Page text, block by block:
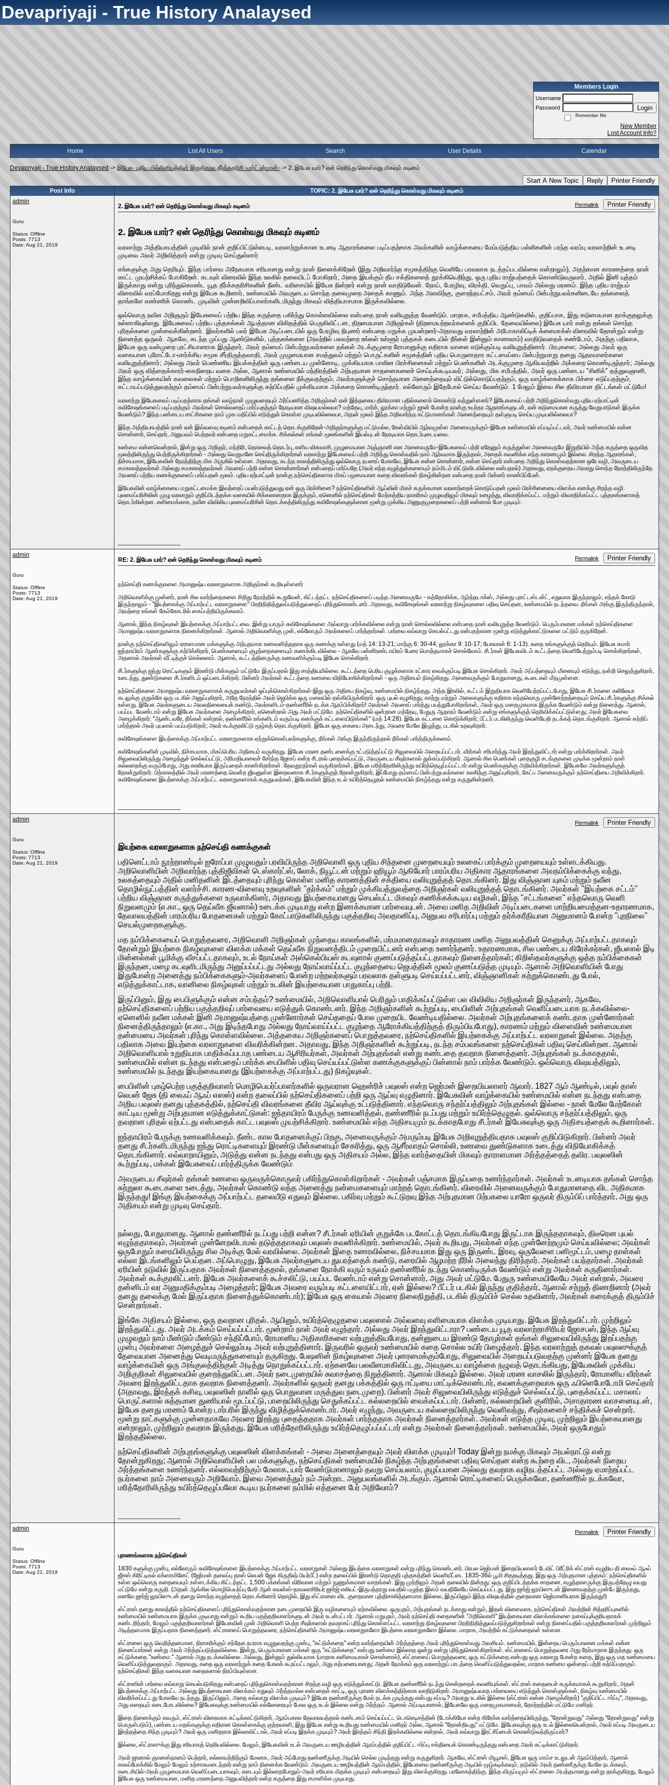
Devapriyaji - True History Analaysed
Members Login
Username
Password
Login
Remember Me
New Member
Lost Account Info?
Home List All Users Search User Details Calendar
Devapriyaji - True History Analaysed -> இயேசு- புதிய மில்லினியத்தின் இறுதிகால தீர்க்கதரிசி -பார்ட் எர்மான்- -> 2. இயேசு யார்? ஏன் தெரிந்து கொள்வது மிகவும் கடினம்
Start A New Topic Reply Printer Friendly
Post Info
TOPIC: 2. இயேசு யார்? ஏன் தெரிந்து கொள்வது மிகவும் கடினம்
admin
Guru
Status: Offline
Posts: 7713
Date: Aug 21, 2019
2. இயேசு யார்? ஏன் தெரிந்து கொள்வது மிகவும் கடினம் Permalink Printer Friendly
2. இயேசு யார்? ஏன் தெரிந்து கொள்வது மிகவும் கடினம்
வரலாற்று அத்தியாயத்தின் முடிவில் நான் குறிப்பிட்டுள்ளபடி, வரலாற்றுக்கான உடனடி ஆதாரங்களை படிப்பதற்காக அவர்களின் வாழ்க்கையை மேம்படுத்திய பள்ளிகளின் பரந்த வரம்பு வரலாற்றின் உடனடி
முடிவை அவர் அறிவித்தார் என்று முடிவு செய்துள்ளார்
எங்களுக்கு அது தெரியும். இந்த பார்வை அநேகமாக சரியானது என்று நான் நினைக்கிறேன் (இது அறிவார்ந்த சமூகத்திற்கு வெளியே பரவலாக நடத்தப்படவில்லை என்றாலும்), அதற்கான காரணத்தை நான்
காட்ட முயற்சிக்கப் போகிறேன். கடவுள் விரைவில் இந்த உலகில் தலையிடப் போகிறார், அதை இயக்கும் தீய சக்திகளைத் தூக்கியெறிந்து, ஒரு புதிய ராஜ்யத்தைக் கொண்டுவருவார், அதில் இனி யுத்தம்
இருக்காது என்று புரிந்துகொண்ட யூத தீர்க்கதரிசிகளின் நீண்ட வரிசையில் இயேசு நின்றார் என்று நான் வாதிடுவேன். நோய், பேரழிவு, விரக்தி, வெறுப்பு, பாவம் அல்லது மரணம். இந்த புதிய ராஜ்யம்
விரைவில் வரப்போகிறது என்று இயேசு கூறினார், உண்மையில் அவருடைய சொந்த தலைமுறை அதைக் காணும். அந்த அளவிற்கு, குறைந்தபட்சம், அவர் தம்மைப் பின்பற்றுபவர்களிடையே தங்களைத்
தாங்களே எண்ணிக் கொண்ட முடிவின் முன்னறிவிப்பாளர்களிடமிருந்து மிகவும் வித்தியாசமாக இருக்கவில்லை.
ஒவ்வொரு நவீன அறிஞரும் இயேசுவைப் பற்றிய இந்த கருத்தை பகிர்ந்து கொள்ளவில்லை என்பதை நான் வலியுறுத்த வேண்டும். மாறாக, சமீபத்திய ஆண்டுகளில், குறிப்பாக, இது கடுமையான தாக்குதலுக்கு
உள்ளாகியுள்ளது. இயேசுவைப் பற்றிய புத்தகங்கள் ஆபத்தான விகிதத்தில் பெருகிவிட்டன, திறமையான அறிஞர்கள் (திறமையற்றவர்களைக் குறிப்பிட தேவையில்லை) இயேசு யார் என்று தங்கள் சொந்த
புரிதல்களை முன்வைக்கின்றனர். இவர்களில் பலர் இயேசு அடிப்படையில் ஒரு பேரழிவு நிபுணர் என்பதை மறுக்க முயன்றனர்-அதாவது வரலாற்றின் அபோகாலிப்டிக் க்ளைமாக்ஸ் விரைவில் தோன்றும் என்று
நினைத்த ஒருவர். ஆகவே, கடந்த முப்பது ஆண்டுகளில், புத்தகங்களை (அவற்றில் பலவற்றை உங்கள் உள்ளூர் புத்தகக் கடையில் நீங்கள் இன்னும் காணலாம்) வாதிடுவதைக் கண்டோம், அதற்கு பதிலாக,
இயேசு ஒரு வன்முறை புரட்சியாளராக இருந்தார், அவர் தம்மைப் பின்பற்றுபவர்களை தங்கள் அடக்குமுறை ரோமானுக்கு எதிராக வாளை எடுக்கும்படி வலியுறுத்தினார். பிரபுகளை; அல்லது அவர் ஒரு
வகையான புரோட்டோ-மார்க்சிய சமூக சீர்திருத்தவாதி, அவர் முழுமையான சமத்துவம் மற்றும் பொருட்களின் சமூகத்தின் புதிய பொருளாதார கட்டமைப்பை பின்பற்றுமாறு தனது ஆதரவாளர்களை
வலியுறுத்தினார்; அல்லது அவர் பெண்ணிய இயக்கத்தின் ஒரு பண்டைய முன்னோடி, முக்கியமாக பாலின பிரச்சினைகள் மற்றும் பெண்களின் அடக்குமுறை ஆகியவற்றில் அக்கறை கொண்டிருந்தார்; அல்லது
அவர் ஒரு வித்தைக்காரர்-கைநிறைய வகை அல்ல, ஆனால் உண்மையில் மந்திரத்தின் அற்புதமான சாதனைகளைச் செய்யக்கூடியவர்; அல்லது, மிக சமீபத்தில், அவர் ஒரு பண்டைய "சினிக்" தத்துவஞானி,
இந்த வாழ்க்கையின் கவலைகள் மற்றும் பொறிகளிலிருந்து தங்களை நீக்குவதற்கும், அவர்களுக்குச் சொந்தமான அனைத்தையும் விட்டுக்கொடுப்பதற்கும், ஒரு வாழ்க்கைக்காக பிச்சை எடுப்பதற்கும்,
கட்டாயப்படுத்துவதற்கும் தம்மைப் பின்பற்றுபவர்களுக்கு கற்பிப்பதில் முக்கியமாக அக்கறை கொண்டிருந்தார். எல்லோரும் இதேபோல் செய்ய வேண்டும் .1 மேலும் இவை சில தீவிரமான திட்டங்கள் மட்டுமே!
வரலாற்று இயேசுவைப் படிப்பதற்காக தங்கள் வாழ்நாள் முழுவதையும் அர்ப்பணித்த அறிஞர்கள் ஏன் இத்தகைய தீவிரமான பதில்களைக் கொண்டு வந்துள்ளனர்? இயேசுவைப் பற்றி அறிந்துகொள்வது புதிய ஏற்பாட்டின்
சுவிசேஷங்களைப் படிப்பதற்கும் அவர்கள் சொல்வதைப் பார்ப்பதற்கும் நேரடியான விஷயமல்லவா? மத்தேயு, மார்க், லூக்கா மற்றும் ஜான் போன்ற நான்கு உயர்தர ஆதாரங்களுடன், ஏன் கடுமையான கருத்து வேறுபாடுகள் இருக்க
வேண்டும்? இந்த பண்டைய சாட்சிகளை நாம் முக மதிப்பில் எடுத்துக் கொள்ள முடியவில்லையா, அதன் மூலம் இந்த அறிவார்ந்த கட்டுமானங்கள் அனைத்தையும் தள்ளுபடி செய்ய முடியவில்லையா?
இந்த அத்தியாயத்தில் நான் ஏன் இவ்வளவு கடினம் என்பதைக் காட்டத் தொடங்குகிறேன்-அறிஞர்களுக்கு மட்டுமல்ல, கேள்வியில் ஆர்வமுள்ள அனைவருக்கும்-இயேசு உண்மையில் எப்படிப்பட்டவர், அவர் உண்மையில் என்ன
சொன்னார், செய்தார், அனுபவம் பெற்றவர் என்பதை மறுகட்டமைக்க. சிக்கல்கள் எங்கள் மூலங்களின் இயல்புடன் நேரடியாக தொடர்புடையவை.
உண்மை என்னவென்றால், இன்று ஒரு அறிஞர், மந்திரி, தொலைத் தொடர்பு, எளிய விசுவாசி, முழுமையான அஞ்ஞானி என அனைவருமே-இயேசுவைப் பற்றி ஏதேனும் கருத்துள்ள அனைவருமே இறுதியில் அந்த கருத்தை ஒருவித
மூலத்திலிருந்து பெற்றிருக்கிறார்கள் - அல்லது வெறுமனே செய்திருக்கிறார்கள் வரலாற்று இயேசுவைப் பற்றி அறிந்து கொள்வதில் நாம் ஆர்வமாக இருந்தால், அதைக் கவனிக்க எந்த காரணமும் இல்லை. சிறந்த ஆதாரங்கள்,
நிச்சயமாக, இயேசுவின் நேரத்திற்கு மிக அருகில் உள்ளன. அதாவது, கடந்த காலத்திலிருந்து ஒவ்வொரு நபரைப் போலவே, இயேசு என்ன சொன்னார், என்ன செய்தார் என்பதை அறிந்து கொள்வதற்கான ஒரே வழி, அவருடைய
சமகாலத்தவர்கள் அல்லது சமகாலத்தவர்கள் அவரைப் பற்றி என்ன சொன்னார்கள் என்பதைப் பார்ப்பதே (அவர் எந்த எழுத்துக்களையும் நம்மிடம் விட்டுவிடவில்லை என்பதால்) அதாவது, ஏறக்குறைய அவரது சொந்த நேரத்திலிருந்தே
அவரைப் பற்றிய கணக்குகளைப் பார்ப்பதன் மூலம். புதிய ஏற்பாட்டின் நான்கு நற்செய்திகளாக மிகப் பழமையான கதை விவரங்கள் நிகழ்கின்றன என்பதை நான் பின்னர் காண்பிப்பேன்.
இயேசுவின் வாழ்க்கையை மறுகட்டமைக்க இவற்றைப் பயன்படுத்துவது ஏன் ஒரு பிரச்சினை? நற்செய்திகளின் ஆய்வின் மிகச் சுருக்கமான வரலாற்றைக் கொடுப்பதன் மூலம் பிரச்சினையை விளக்க எனக்கு சிறந்த வழி.
புலமைப்பரிசிலின் முழு வரலாறும் குறிப்பிடத்தக்க வகையில் சிக்கலானதாக இருக்கும், ஏனெனில் நற்செய்திகள் மேற்கத்திய நாகரிகம் முழுவதிலும் மிகவும் உழைத்து, விவாதிக்கப்பட்ட மற்றும் விவாதிக்கப்பட்ட புத்தகங்களாகத்
தொடர்கின்றன. எளிமைக்காக, நவீன விவிலிய புலமைப்பரிசின் தொடக்கத்திலிருந்து சுவிசேஷங்களுக்கான மூன்று முக்கிய அணுகுமுறைகளைப் பற்றி என்னால் பேச முடியும்.
admin
Guru
Status: Offline
Posts: 7713
Date: Aug 21, 2019
RE: 2. இயேசு யார்? ஏன் தெரிந்து கொள்வது மிகவும் கடினம் Permalink Printer Friendly
நற்செய்தி கணக்குகளை அமானுஷ்ய வரலாறுகளாக அறிஞர்கள் கூறியுள்ளனர்
அறிவொளிக்கு முன்னர், நான் சில வார்த்தைகளை சிறிது நேரத்தில் கூறுவேன், கிட்டத்தட்ட நற்செய்திகளைப் படித்த அனைவருமே - கத்தோலிக்க, ஆர்த்தடாக்ஸ், அல்லது புராட்டஸ்டன்ட், எதுவாக இருந்தாலும், எந்தக் கோடு
இருந்தாலும் - "இயற்கைக்கு அப்பாற்பட்ட வரலாறுகளை" பிரதிநிதித்துவப்படுத்துவதைப் புரிந்துகொண்டனர். அதாவது, சுவிசேஷங்கள் வரலாற்று நிகழ்வுகளை பதிவு செய்தன, உண்மையில் நடந்தவை. நீங்கள் அங்கு இருந்திருந்தால்,
அவற்றை உங்கள் கேம்கோடரில் கைப்பற்றியிருக்கலாம்.
ஆனால், இந்த நிகழ்வுகள் இயற்கைக்கு அப்பாற்பட்டவை. இன்று யாரும் சுவிசேஷங்களை அவ்வாறு பார்க்கவில்லை என்று நான் சொல்லவில்லை என்பதை நான் வலியுறுத்த வேண்டும். பெரும்பாலான மக்கள் நற்செய்திகளை
அமானுஷ்ய வரலாறுகளாக நினைக்கிறார்கள். ஆனால் அறிவொளிக்கு முன், எல்லோரும் அவர்களைப் பார்த்தார்கள். பார்வை எவ்வாறு செயல்பட்டது என்பதற்கான மூன்று எடுத்துக்காட்டுகளை மட்டும் தருகிறேன்.
நான்கு நற்செய்திகளிலும் ஏராளமான மக்களுக்கு அற்புதமாக உணவளித்ததாக ஒரு கணக்கு உள்ளது (மத் 14: 13-21; மாற்கு 6: 30-44; லூக்கா 9: 10-17; யோவான் 6: 1-13). கதை உங்களுக்குத் தெரியும். இயேசு சுமார்
ஐந்தாயிரம் ஆண்களுக்கு கற்பிக்கிறார், பெண்களையும் குழந்தைகளையும் கணக்கிடவில்லை - ஆகவே பன்னிரண்டாயிரம் பேரை மொத்தமாகச் சொல்வோம். சீடர்கள் இயேசுவிடம் கூட்டத்தை வெளியேற்றும்படி சொல்கிறார்கள்,
அதனால் அவர்கள் வீட்டிற்குச் செல்லலாம். ஆனால், கூட்டத்தினருக்கு உணவளிக்கும்படி இயேசு சொல்கிறார்.
சீடர்களுக்கு ஐந்து ரொட்டிகளும் இரண்டு மீன்களும் மட்டுமே இருப்பதால் இது சாத்தியமில்லை. கூட்டத்தை பெரிய குழுக்களாக உட்கார வைக்கும்படி இயேசு சொல்கிறார். அவர் அப்பத்தையும் மீனையும் எடுத்து, நன்றி செலுத்துகிறார்,
உடைத்து, துண்டுகளை சீடர்களிடம் ஒப்படைக்கிறார். பின்னர் அவர்கள் கூட்டத்தை உணவை விநியோகிக்கிறார்கள் - ஒரு அதிசயம் நிகழ்கிறது. அனைவருக்கும் போதுமானது, கூடைகள் மீதமுள்ளன.
நற்செய்திகளை அமானுஷ்ய வரலாறுகளாகக் கருதுபவர்கள் ஒப்புக்கொள்கிறார்கள்-இது ஒரு அதிசய நிகழ்வு, உண்மையில் நிகழ்ந்தது. அந்த இரவில், கூட்டம் இறுதியாக வெளியேற்றப்பட்டபோது, ​​இயேசு சீடர்களை கலிலேயா
கடலுக்கு குறுக்கே ஒரு படகில் அனுப்புகிறார், அதே நேரத்தில் அவர் ஜெபிக்க ஒரு மலையில் தங்கியிருக்கிறார். ஒரு புயல் எழுகிறது, காற்று மற்றும் அலைகளுக்கு எதிராக எந்தவொரு முன்னேற்றத்தையும் செய்ய சீடர்களுக்கு சிக்கல்
உள்ளது. இயேசு அவர்களுடைய அவலநிலையைக் கண்டு, அவர்களிடம்-தண்ணீரில் நடக்க ஆரம்பிக்கிறார்! அவர்கள் அவரைப் பார்த்து பயந்துபோகிறார்கள், அவர் ஒரு மறைமுகமாக இருக்க வேண்டும் என்று நினைத்து. ஆனால்,
பயப்பட வேண்டாம் என்று இயேசு அவர்களை அழைக்கிறார், ஏனென்றால் அது அவர் மட்டுமே. நற்செய்திகளில் ஒன்றான மத்தேயு, பேதுரு ஆதாரம் வேண்டும் என்று எங்களுக்குத் தெரிவிக்கப்பட்டுள்ளது; அவர் இயேசுவை
அழைக்கிறார்: "ஆண்டவரே, நீங்கள் என்றால், தண்ணீரில் உங்களிடம் வரும்படி எனக்குக் கட்டளையிடுங்கள்" (மத் 14:28). இயேசு கட்டளை கொடுக்கிறார்; பீட்டர் படகிலிருந்து வெளியேறி நடக்கத் தொடங்குகிறார். ஆனால் சுற்றிப்
பார்த்தால் அவர் புயலால் பயப்படுகிறார்; அவர் கூக்குரலிட்டு மூழ்கத் தொடங்குகிறார். இயேசு ஒரு கையை அடைந்து, அவரை மேலே இழுத்து, படகில் உதவுகிறார்.
சுவிசேஷங்களை இயற்கைக்கு அப்பாற்பட்ட வரலாறுகளாக ஏற்றுக்கொள்பவர்களுக்கு, நீங்கள் அங்கு இருந்திருந்தால் நீங்கள் பார்த்திருக்கலாம்.
சுவிசேஷங்களின் முடிவில், நிச்சயமாக, மிகப்பெரிய அதிசயம் வருகிறது. இயேசு மரண தண்டனைக்கு உட்படுத்தப்பட்டு சிலுவையில் அறையப்பட்டார். வீரர்கள் சரிபார்த்து அவர் இறந்துவிட்டார் என்று பார்க்கிறார்கள். அவர்
சிலுவையிலிருந்து அழைத்துச் செல்லப்பட்டு, அரிமதியாவைச் சேர்ந்த ஜோசப் என்ற சீடரால் புதைக்கப்பட்டு, அவருடைய சீஷர்களால் துக்கப்படுகிறார். ஆனால் சில பெண்கள் புதைகுழி சடங்குகளை முடிக்க மூன்றாம் நாள்
கல்லறைக்கு வரும்போது, ​​அது காலியாக இருப்பதைக் காண்கிறார்கள். தேவதூதர்கள் வருகிறார்கள், இயேசு மரித்தோரிலிருந்து உயிர்த்தெழுப்பப்பட்டார் என்று பெண்களுக்கு அறிவிக்கிறார்கள். இயேசுவே அவர்களுக்குத்
தோன்றுகிறார். பிற்காலத்தில் அவர் மரணத்தை வென்ற ஜீவனுள்ள இறைவனாக சீடர்களுக்குத் தோன்றுகிறார், இப்போது தம்மைப் பின்பற்றுபவர்களை உலகிற்கு அனுப்புகிறார், கேட்ப அனைவருக்கும் நற்செய்தியை அறிவிக்கிறார்.
சுவிசேஷங்களை இயற்கைக்கு அப்பாற்பட்ட வரலாறுகளாகக் கருதுபவர்கள், இயேசுவின் இந்த உடல் உயிர்த்தெழுதல் உண்மையில் நிகழ்ந்தது என்று கருதுகின்றனர்.
admin
Guru
Status: Offline
Posts: 7713
Date: Aug 21, 2019
Permalink Printer Friendly
இயற்கை வரலாறுகளாக நற்செய்தி கணக்குகள்
பதினெட்டாம் நூற்றாண்டில் ஐரோப்பா முழுவதும் பரவியிருந்த அறிவொளி ஒரு புதிய சிந்தனை முறையையும் உலகைப் பார்க்கும் முறையையும் உள்ளடக்கியது.
அறிவொளியின் அறிவார்ந்த புத்திஜீவிகள் டெஸ்கார்ட்ஸ், லோக், நியூட்டன் மற்றும் ஹியூம் ஆகியோர் பாரம்பரிய அதிகார ஆதாரங்களை அவநம்பிக்கைக்கு வந்து,
உலகத்தையும் அதில் மனிதனின் இடத்தையும் புரிந்து கொள்ள மனித காரணத்தின் சக்தியை வலியுறுத்தத் தொடங்கினர். இது விஞ்ஞான யுகம் மற்றும் நவீன
தொழில்நுட்பத்தின் வளர்ச்சி. காரண-விளைவு உறவுகளின் "தர்க்கம்" மற்றும் முக்கியத்துவத்தை அறிஞர்கள் வலியுறுத்தத் தொடங்கினர். அவர்கள் "இயற்கை சட்டம்"
பற்றிய விஞ்ஞான கருத்துக்களை உருவாக்கினர், அதாவது இயற்கையானது செயல்பட்ட மிகவும் கணிக்கக்கூடிய வழிகள், இந்த "சட்டங்களை" எந்தவொரு வெளி
நிறுவனமும் (எ.கா., ஒரு தெய்வீக ஜீவனால்) உடைக்க முடியாது என்ற இணக்கமான பார்வையுடன். அவை மனித அறிவின் அடிப்படைகளை மாற்றியமைத்தன-உதாரணமாக,
தேவாலயத்தின் பாரம்பரிய போதனைகள் மற்றும் கோட்பாடுகளிலிருந்து பகுத்தறிவு அவதானிப்பு, அனுபவ சரிபார்ப்பு மற்றும் தர்க்கரீதியான அனுமானம் போன்ற "புறநிலை"
செயல்முறைகளுக்கு.
மத நம்பிக்கையைப் பொறுத்தவரை, அறிவொளி அறிஞர்கள் முந்தைய காலங்களில், மர்மமானதாகவும் சாதாரண மனித அனுபவத்தின் கெனுக்கு அப்பாற்பட்டதாகவும்
தோன்றும் இயற்கை நிகழ்வுகளை விளக்க மக்கள் தெய்வீக நிறுவனத்திடம் முறையிட்டனர் என்பதை உணர்ந்தனர். உதாரணமாக, சில பண்டைய கிரேக்கர்கள், ஜீயஸால் இடி
மின்னல்கள் பூமிக்கு வீசப்பட்டதாகவும், உடல் நோய்கள் அஸ்கெல்பியஸ் கடவுளால் குணப்படுத்தப்பட்டதாகவும் நினைத்தார்கள்; கிறிஸ்தவர்களுக்கு ஒத்த நம்பிக்கைகள்
இருந்தன, மழை கடவுளிடமிருந்து அனுப்பப்பட்டது அல்லது நோய்வாய்ப்பட்ட குழந்தையை ஜெபத்தின் மூலம் குணப்படுத்த முடியும். ஆனால் அறிவொளியின் போது
இதுபோன்ற அனைத்து நம்பிக்கைகளும்-அவர்களைப் போன்ற மற்றவர்களும் பரவலாக தள்ளுபடி செய்யப்பட்டனர், விஞ்ஞானிகள் கற்றுக்கொண்டது போல்,
எடுத்துக்காட்டாக, வானிலை நிகழ்வுகள் மற்றும் உடலின் இயற்கையான பாதுகாப்பு பற்றி.
இருப்பினும், இது பைபிளுக்கும் என்ன சம்பந்தம்? உண்மையில், அறிவொளியால் பெரிதும் பாதிக்கப்பட்டுள்ள பல விவிலிய அறிஞர்கள் இருந்தனர், ஆகவே,
நற்செய்திகளைப் பற்றிய பகுத்தறிவுப் பார்வையை எடுத்துக் கொண்டனர். இந்த அறிஞர்களின் கூற்றுப்படி, பைபிளின் அற்புதங்கள் வெளிப்படையாக நடக்கவில்லை-
ஏனெனில் நவீன மக்கள் இனி அமானுஷ்யத்தை முன்னோர்கள் செய்ததைப் போல முறையிட வேண்டியதில்லை. அவர்கள் அற்புதங்களைக் கண்டதாக முன்னோர்கள்
நினைத்திருந்தாலும் (எ.கா., அது இடிந்தபோது அல்லது நோய்வாய்ப்பட்ட குழந்தை ஆரோக்கியத்திற்குத் திரும்பியபோது), காரணம் மற்றும் விளைவின் உண்மையான
தன்மையை அவர்கள் புரிந்து கொள்ளவில்லை. அத்தகைய அறிஞர்களைப் பொறுத்தவரை, நற்செய்திகளில் இயற்கைக்கு அப்பாற்பட்ட வரலாறுகள் இல்லை. அதற்கு
பதிலாக அவை இயற்கை வரலாறுகளை விவரிக்கின்றன. அதாவது, இந்த அறிஞர்களின் கூற்றுப்படி, நடந்த சம்பவங்களை நற்செய்திகள் பதிவு செய்கின்றன. ஆனால்
அறிவொளியால் உறுதியாக பாதிக்கப்படாத பண்டைய ஆசிரியர்கள், அவர்கள் அற்புதங்கள் என்று கண்டதை தவறாக நினைத்தனர். அற்புதங்கள் நடக்காததால்,
உண்மையில் என்ன நடந்தது என்பதைப் பார்க்க பைபிளில் பதிவு செய்யப்பட்டுள்ள கணக்குகளுக்குப் பின்னால் நாம் பார்க்க வேண்டும். ஒவ்வொரு விஷயத்திலும்,
உண்மையில் நடந்தது இயற்கையானது (இயற்கைக்கு அப்பாற்பட்டது) நிகழ்வுகள்.
பைபிளின் புகழ்பெற்ற பகுத்தறிவாளர் மொழிபெயர்ப்பாளர்களில் ஒருவரான ஹென்ரிச் பவுலஸ் என்ற ஜெர்மன் இறையியலாளர் ஆவார். 1827 ஆம் ஆண்டில், பவுல் தாஸ்
லெபன் ஜேசு (தி லைஃப் ஆஃப் எஸஸ்) என்ற தலைப்பில் நற்செய்திகளைப் பற்றி ஒரு ஆய்வு எழுதினார். இயேசுவின் வாழ்க்கையில் உண்மையில் என்ன நடந்தது என்பதை
அறிய பவுலஸ் தனது புத்தகத்தில், நற்செய்தி விவரங்களை தீவிர ஆய்வுக்கு உட்படுத்தினார். எந்தவொரு சந்தர்ப்பத்திலும் அற்புதங்கள் இல்லை - நான் மேலே மேற்கோள்
காட்டிய மூன்று அற்புதமான எடுத்துக்காட்டுகள்: ஐந்தாயிரம் பேருக்கு உணவளித்தல், தண்ணீரில் நடப்பது மற்றும் உயிர்த்தெழுதல். ஒவ்வொரு சந்தர்ப்பத்திலும், ஒரு
தவறான புரிதல் ஏற்பட்டது என்பதைக் காட்ட பவுலஸ் முயற்சிக்கிறார். உண்மையில் எந்த அதிசயமும் நடக்காதபோது சீடர்கள் இயேசுவுக்கு ஒரு அதிசயத்தைக் கூறினார்கள்.
ஐந்தாயிரம் பேருக்கு உணவளிக்கவும். நீண்ட கால போதனைக்குப் பிறகு, அனைவருக்கும் அமரும்படி இயேசு அறிவுறுத்தியதாக பவுலஸ் குறிப்பிடுகிறார். பின்னர் அவர்
தனது சீடர்களிடமிருந்து ஐந்து ரொட்டிகளையும் இரண்டு மீன்களையும் சேகரித்து, ஒரு ஆசீர்வாதம் சொல்லி, உணவை துண்டுகளாக உடைத்து விநியோகிக்கத்
தொடங்கினார். எவ்வாறாயினும், அடுத்து என்ன நடந்தது என்பது ஒரு அதிசயம் அல்ல, இந்த வார்த்தையின் மிகவும் தாராளமான அர்த்தத்தைத் தவிர. பவுலஸின்
கூற்றுப்படி, மக்கள் இயேசுவைப் பார்த்திருக்க வேண்டும்
அவருடைய சீஷர்கள் தங்கள் உணவை ஒருவருக்கொருவர் பகிர்ந்துகொள்கிறார்கள் - அவர்கள் பஞ்சமாக இருப்பதை உணர்ந்தார்கள். அவர்கள் உடனடியாக தங்கள் சொந்த
சுற்றுலா கூடைகளை உடைத்து, அவர்கள் கொண்டு வந்த அனைத்து நன்மைகளையும் மாற்றத் தொடங்கினர். விரைவில் அனைவருக்கும் போதுமானதை விட அதிகமாக
இருந்தது! இங்கு இயற்கைக்கு அப்பாற்பட்ட தலையீடு எதுவும் இல்லை. பகிர்வு மற்றும் கூட்டுறவு இந்த அற்புதமான பிற்பகலை யாரோ ஒருவர் திரும்பிப் பார்த்தார், அது ஒரு
அதிசயம் என்று முடிவு செய்தார்.
நல்லது, போதுமானது. ஆனால் தண்ணீரில் நடப்பது பற்றி என்ன? சீடர்கள் ஏரியின் குறுக்கே படகோட்டத் தொடங்கியபோது இருட்டாக இருந்ததாகவும், திடீரென புயல்
எழுந்ததாகவும், அவர்கள் முன்னேறவிடாமல் தடுத்ததாகவும் பவுலஸ் கவனிக்கிறார். உண்மையில், அவர் கூறியது, அவர்கள் எந்த முன்னேற்றமும் செய்யவில்லை; அவர்கள்
ஒருபோதும் கரையிலிருந்து சில அடிக்கு மேல் வரவில்லை. அவர்கள் இதை உணரவில்லை, நிச்சயமாக இது ஒரு இருண்ட இரவு, ஒருவேளை பனிமூட்டம், மழை தாள்கள்
எல்லா இடங்களிலும் பெய்தன. அப்பொழுது, இயேசு அவர்களுடைய துயரத்தைக் கண்டு, கரையில் ஆழமற்ற நீரில் அலைந்து திரிந்தார். அவர்கள் பயந்தார்கள். அவர்கள்
ஏரியின் நடுவில் இருப்பதாக அவர்கள் நினைத்ததால், தங்களை நோக்கி வரும் உருவம் தண்ணீரில் நடந்து கொண்டிருக்க வேண்டும் என்று அவர்கள் கருதினார்கள்.
அவர்கள் கூக்குரலிட்டனர். இயேசு அவர்களைக் கூச்சலிட்டு, பயப்பட வேண்டாம் என்று சொன்னார், அது அவர் மட்டுமே. பேதுரு உண்மையிலேயே அவர் என்றால், அவரை
தன்னிடம் வர அனுமதிக்கும்படி அழைத்தார்; இயேசு அவரை வரும்படி கட்டளையிட்டார், ஏன் இல்லை? பீட்டர் படகில் இருந்து குதித்தார், ஆனால் சற்றுத் திணறினார் (அவர்
தனது தலைக்கு மேல் இருப்பதாக நினைத்துக்கொண்டார்); இயேசு ஒரு கையால் அவரை நிலைநிறுத்தி, படகில் திரும்பிச் செல்ல உதவினார், அவர்கள் கரைக்குத் திரும்பிச்
சென்றார்கள்.
இங்கே அதிசயம் இல்லை, ஒரு தவறான புரிதல். ஆயினும், உயிர்த்தெழுதலை பவுலஸால் அவ்வளவு எளிமையாக விளக்க முடியாது. இயேசு இறந்துவிட்டார். முற்றிலும்
இறந்துவிட்டது. அவர் அடக்கம் செய்யப்பட்டார். மூன்றாம் நாள் அவர் எழுந்தார். அல்லது அவர் இறந்துவிட்டாரா? பண்டைய யூத வரலாற்றாசிரியர் ஜோசபஸ், இந்த ஆய்வு
முழுவதும் நாம் மீண்டும் மீண்டும் சந்திப்போம், ரோமானிய அதிகாரிகளை வற்புறுத்தியபோது, ​​தன்னுடைய இரண்டு தோழர்கள் தங்கள் சிலுவையிலிருந்து இறப்பதற்கு
முன்பு அவர்களை அழைத்துச் செல்லும்படி அவர் வற்புறுத்தினார். இருவரில் ஒருவர் உண்மையில் கதை சொல்ல உயிர் பிழைத்தார். இந்த வரலாற்றுத் தகவல் பவுலஸுக்குத்
தேவையான அனைத்து வெடிமருந்துகளையும் தருகிறது. பேஷனின் நிகழ்வுகளை அவர் புனரமைக்கும்போது, ​​சிலுவையில் அறையப்படுவதற்கு முன்னர் இயேசு தனது
வாழ்க்கையின் ஒரு அங்குலத்திற்குள் அடித்து நொறுக்கப்பட்டார். ஏற்கனவே பலவீனமாகிவிட்டது, அவருடைய வாழ்க்கை நழுவத் தொடங்கியது, இயேசுவின் முக்கிய
அறிகுறிகள் சிலுவையில் குறைந்துவிட்டன. அவர் நடைமுறையில் சுவாசத்தை நிறுத்தினார். ஆனால் மிகவும் இல்லை. அவர் மரண வாசலில் இருந்தார், ரோமானிய வீரர்கள்
அவரை இறந்துவிட்டதாக தவறாக நினைத்தனர். அவர்களில் ஒருவர் தனது பக்கத்தில் ஒரு ஈட்டியை மாட்டிக்கொண்டார், கவனக்குறைவாக ஒரு ஃபிளெபோடோமி செய்தார்
(அதாவது, இரத்தக் கசிவு, பவுலஸின் நாளில் ஒரு பொதுவான மருத்துவ நடைமுறை). பின்னர் அவர் சிலுவையிலிருந்து எடுத்துச் செல்லப்பட்டு, புதைக்கப்பட்ட மசாலாப்
பொருட்களால் சுத்தமான துணியால் மூடப்பட்டு, பாறையிலிருந்து செதுக்கப்பட்ட கல்லறையில் வைக்கப்பட்டார். பின்னர், கல்லறையின் குளிரில், அசாதாரண வாசனையுடன்,
இயேசு தனது மரணம் போன்ற டார்பரில் இருந்து விழித்துக்கொண்டார். அவர் எழுந்து, அவருடைய கல்லறையிலிருந்து வெளிவந்து, சீஷர்களைச் சந்திக்கச் சென்றார்.
மூன்று நாட்களுக்கு முன்னதாகவே அவரை இறந்து புதைத்ததாக அவர்கள் பார்த்ததாக அவர்கள் நினைத்தார்கள். அவர்கள் எடுத்த முடிவு, முற்றிலும் இயற்கையானது
என்றாலும், முற்றிலும் தவறாக இருந்தது. இயேசு மரித்தோரிலிருந்து உயிர்த்தெழுப்பப்பட்டார் என்று அவர்கள் நினைத்தார்கள். உண்மையில், அவர் ஒருபோதும்
இறந்ததில்லை.
நற்செய்திகளின் அற்புதங்களுக்கு பவுலஸின் விளக்கங்கள் - அவை அனைத்தையும் அவர் விளக்க முடியும்! Today இன்று நமக்கு மிகவும் அயல்நாட்டு என்று
தோன்றுகிறது; ஆனால் அறிவொளியின் பல மக்களுக்கு, நற்செய்திகள் உண்மையில் நிகழ்ந்த அற்புதங்களை பதிவு செய்தன என்ற கூற்றை விட, அவர்கள் நிறைய
அர்த்தங்களை உணர்ந்தனர். எல்லாவற்றிற்கும் மேலாக, யார் வேண்டுமானாலும் தவறு செய்யலாம், குழப்பமான அல்லது தவறாக வழிநடத்தப்பட்ட அல்லது ஏமாற்றப்பட்ட
நபர்களை நாம் அனைவரும் அறிவோம். இவை அனைத்தும் நம் அன்றாட அனுபவங்களில் அடங்கும். ஆனால் ரொட்டிகளைப் பெருக்கவோ, தண்ணீரில் நடக்கவோ,
மரித்தோரிலிருந்து உயிர்த்தெழுப்பவோ கூடிய நபர்களை நம்மில் எத்தனை பேர் அறிவோம்?
admin
Guru
Status: Offline
Posts: 7713
Date: Aug 21, 2019
Permalink Printer Friendly
புராணங்களாக நற்செய்திகள்
1830 களுக்கு முன்பு, எல்லோரும் சுவிசேஷங்களை இயற்கைக்கு அப்பாற்பட்ட வரலாறுகள் அல்லது இயற்கை வரலாறுகள் என்று புரிந்து கொண்டனர். பிரபல ஜெர்மன் இறையியலாளர் டேவிட் பிரீட்ரிக் ஸ்ட்ராஸ் எழுதிய தி லைஃப் ஆஃப்
ஜீசஸ் கிரிட்டிகல் எக்ஸாமினேட் (ஜேர்மன் தலைப்பு தாஸ் லெபன் ஜேசு கிருதிஷ் பியர்பீட்) என்ற தலைப்பில் இரண்டு தொகுதி புத்தகத்தின் வெளியீட்டை 1835-36ல் பூமி சிதறடித்தது. இது ஒரு அற்புதமான புத்தகம்: நற்செய்திகளில்
உள்ள ஒவ்வொரு கதையையும் உள்ளடக்கிய கிட்டத்தட்ட 1,500 பக்கங்கள் விரிவான மற்றும் நுணுக்கமான வாதங்கள். இது முற்றிலும் அதன் தலையில் நின்றது: ஒரு குறிப்பிடத்தக்க சாதனை, எழுத்தாளருக்கு இருபத்தேழு வயது
மட்டுமே என்று கருதி. (அதன் ஆங்கில மொழிபெயர்ப்பு மேரி ஆன் எவன்ஸ்-நாவலாசிரியர் ஜார்ஜ் எலியட்-இருபத்தாறு வயதில் பழுத்த இளம் வயதிலேயே செய்யப்பட்டது. இது ஜார்ஜ் லூயிஸுடன் இணைவதற்கு முன்பே இருந்தது,
எனவே ஜார்ஜ் லூயிஸுடன் தனது சொந்த எழுத்தைத் தொடங்கினார் தொழில், இது ஸ்ட்ராஸை விட குறைவான புத்திசாலித்தனமாக இல்லை, இருப்பினும் இந்த விஷயத்தில் குறைவான ஜெர்மானியராக இருந்தது!)
ஸ்ட்ராஸ் தனது காலத்தில் நற்செய்திகளைப் புரிந்துகொள்வதற்கான நடைமுறையில் இரு வழிகளையும் ஏற்கவில்லை. ஒருபுறம், அற்புதங்கள் நடக்காது என்றும், இதன் விளைவாக, நற்செய்திகள் அவற்றின் சித்தரிப்புகளில்
உண்மையில் உண்மையாக இருக்க முடியாது என்றும் கூறிய பகுத்தறிவாளர்களுடன் அவர் உடன்பட்டார். ஆனால் மறுபுறம், அவர் நற்செய்தி கதைகளின் "அறிவொளி" இயற்கையான விளக்கங்களை நகைப்புக்குரியதாகக்
கண்டறிந்தார், மேலும் பகுத்தறிவாளர்கள் இயேசுவின் முன் அறிவொளி பெற்ற சீஷர்களால் தவறாகப் புரிந்து கொள்ளப்பட்ட வரலாற்று நிகழ்வுகளை பிரதிநிதித்துவப்படுத்துகிறார்கள் என்று நினைப்பதில் பகுத்தறிவாளர்கள் முற்றிலும்
அடித்தளமாக இருப்பதாக நினைத்தனர். ஸ்ட்ராஸைப் பொறுத்தவரை, நற்செய்திகளில் அமானுஷ்ய வரலாறுகளோ இயற்கை வரலாறுகளோ இல்லை. மாறாக, அவற்றில் கட்டுக்கதைகள் உள்ளன.
ஸ்ட்ராஸை ஒரு வெறித்தனமான, நிராகரிக்கும் சந்தேக நபராக எழுதுவதற்கு முன்பு, "கட்டுக்கதை" என்ற வார்த்தையின் அர்த்தத்தை அவர் புரிந்துகொள்வது அவசியம். உண்மையில், இன்றைய பெரும்பாலான மக்கள் என்ன
நினைப்பார்கள் என்று அவர் அர்த்தப்படுத்தவில்லை. இன்று, பெரும்பாலான மக்கள் ஒரு "கட்டுக்கதை" என்பது உண்மை இல்லாத ஒன்று என்று புரிந்துகொள்கிறார்கள். ஸ்ட்ராஸைப் பொறுத்தவரை அது நேர்மாறாக இருந்தது. ஒரு
கட்டுக்கதை "உண்மை." ஆனால் அது நடக்கவில்லை. அல்லது, இன்னும் துல்லியமாக (மாறாக எளிமையாகச் சொன்னால்), ஸ்ட்ராஸைப் பொறுத்தவரை, ஒரு கட்டுக்கதை என்பது ஒரு வரலாறு போன்ற கதை, இது ஒரு மத உண்மையை
வெளிப்படுத்துவதாகும். அதாவது, கதை ஒரு வரலாற்றுக் கதை போலக் கூறப்பட்டாலும், அது கற்பனையானது; அதன் நோக்கம் ஒரு வரலாற்றுப் பாடத்தை வெளிப்படுத்துவதல்ல, மாறாக உண்மை ஒன்றைப் பற்றி கற்பிப்பதாகும்.
நற்செய்திகள் இந்த வகையான கதைகளால் நிரம்பியுள்ளன.
ஸ்ட்ராஸின் பார்வை எவ்வாறு செயல்படுகிறது என்பதைப் புரிந்துகொள்வதற்கான சிறந்த வழி ஒரு எடுத்துக்காட்டு. இயேசு தண்ணீரில் நடந்து சென்றதைக் கவனியுங்கள். ஸ்ட்ராஸ் கதையைச் சுருக்கமாகக் கூறுகிறார், அதன்
இயற்கைக்கு அப்பாற்பட்ட அல்லது இயற்கையான விளக்கம் எதுவும் அர்த்தமல்ல என்பதைக் காட்டி, ஒரு புராண விளக்கத்திற்காக வாதிடுகிறார். அமானுஷ்யவாத பார்வையை எடுத்துக் கொள்ளுங்கள், நிகழ்வு உண்மையில்
விவரிக்கப்பட்டது போலவே நடந்தது. இருப்பினும், அதை எவ்வாறு விளக்க முடியும்? இயேசு தண்ணீருக்கு மேல் நடக்க முடிந்தது என்பது எப்படி? அவரது உடலில் இல்லை (ஸ்ட்ராஸ் என்ன அழைக்கிறார்) "குறிப்பிட்ட ஈர்ப்பு", அதாவது,
அது எதையும் எடைபோடவில்லை? இயேசுவுக்கு உண்மையில் எல்லோரையும் போல ஒரு உடல் இல்லை என்று அர்த்தம். ஆனால் அப்படியானால், இயேசுவே ஒரு மறைமுகமானவர், தோற்றத்தில் மட்டுமே மனிதர்.
இதை நினைக்கும் எவரும், ஸ்ட்ராஸ் விரைவாக சுட்டிக்காட்டுகிறார், ஆரம்பகால தேவாலயத்தால் கண்டனம் செய்யப்பட்ட டொசெடிசத்தின் (டோக்கியோ என்ற கிரேக்க வார்த்தையிலிருந்து, "தோன்றுவது" அல்லது "தோன்றுவது" என்று
பொருள்படும்), பண்டைய மதங்களுக்கு எதிரான கொள்கைக்கு குற்றவாளி, இது இயேசு என்று கூறியது உண்மையில் மனிதர் அல்ல, ஆனால் "தோன்றியது" மட்டுமே. இயேசுவுக்கு ஒரு உடல் இல்லையென்றால், அவர் எப்படி அவருடைய
இரத்தத்தை சிந்த முடியும்? அவர் ஒரு மனிதராக இல்லாவிட்டால், அவர் எப்படி இறக்க முடியும்? அவர் இரத்தம் சிந்தி இறக்கவில்லை என்றால், அவர் எவ்வாறு இரட்சிப்பைக் கொண்டுவந்திருப்பார்?
இல்லை, ஸ்ட்ராஸுக்கு இது சரியாகத் தெரியவில்லை. மேலும், இயேசுவின் உடல் அவருடைய ஊழியத்தின் ஆரம்பத்தில் குறிப்பிட்ட ஈர்ப்பு சக்தியைக் கொண்டிருந்தது என்பதை அவர் சுட்டிக்காட்டுகிறார்.
அவர் ஜானால் ஞானஸ்நானம் பெற்றார், எல்லாவற்றிற்கும் மேலாக, அவர் அப்போது தண்ணீருக்கு அடியில் செல்ல முடிந்தது என்று கருதுகிறார். ஆகவே, ஸ்ட்ராஸ் மியூசஸ், இயேசு ஒரு மாம்ச உடலுடன் ஆரம்பித்தார், ஆனால்
காலப்போக்கில் மேலும் மேலும் உற்சாகமடைந்தார் என்று நாம் நினைக்க வேண்டும். அவருடைய ஊழியத்தின் ஆரம்பத்தில், இயேசுவை தண்ணீருக்கு அடியில் மூழ்கடிக்கவும், நடுவில் அவர் தண்ணீருக்கு மேலே நடக்கவும்,
கடைசியில்-அவர் முழுமையாக வெளிப்படையாகவும், எடையும் இல்லாதபோதும்-அவர் சரியாக மிதக்க முடியும் என்பதையும் இது விளக்குகிறது. பரலோகத்திற்கு. இந்த விருப்பமும் ஸ்ட்ராஸை அபத்தமானது என்று தாக்குகிறது, மேலும்
இயேசு ஒரு உண்மையான, மனித மரணத்தை அனுபவித்தார் என்ற கருத்தை இது சமாளிக்க முடியாது.